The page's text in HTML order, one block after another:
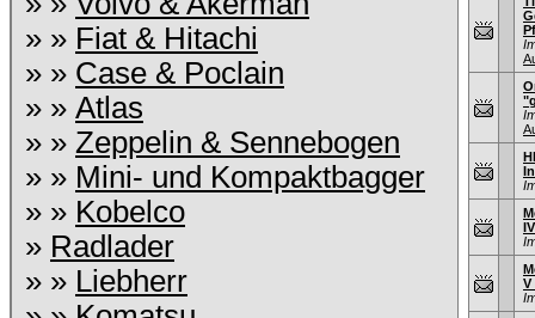
» » Fiat & Hitachi
» » Case & Poclain
» » Atlas
» » Zeppelin & Sennebogen
» » Mini- und Kompaktbagger
» » Kobelco
» Radlader
» » Liebherr
V